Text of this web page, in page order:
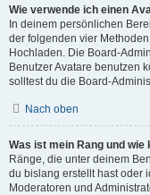
Wie verwende ich einen
In deinem persönlichen
der folgenden vier
Hochladen. Die Board-
Benutzer Avatare benutzen
solltest du die Board-
Nach oben
Was ist mein Rang und wie
Ränge, die unter deinem
du bislang erstellt hast oder
Moderatoren und